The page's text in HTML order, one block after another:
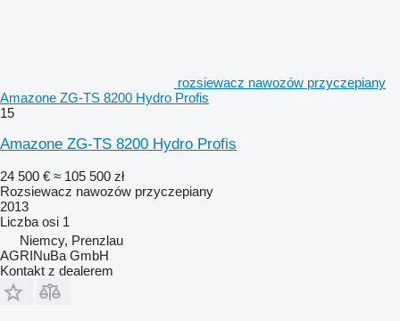
rozsiewacz nawozów przyczepiany
Amazone ZG-TS 8200 Hydro Profis
15
Amazone ZG-TS 8200 Hydro Profis
24 500 € ≈ 105 500 zł
Rozsiewacz nawozów przyczepiany
2013
Liczba osi 1
Niemcy, Prenzlau
AGRINuBa GmbH
Kontakt z dealerem